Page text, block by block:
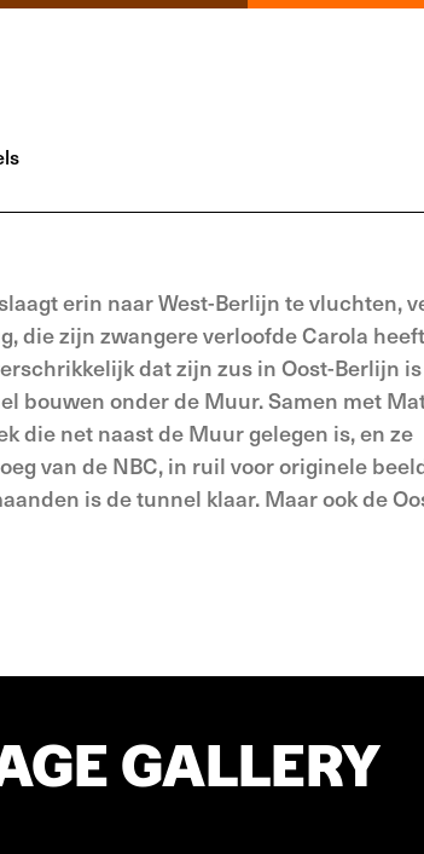
erin naar West-Berlijn te vluchten,
die zijn zwangere verloofde Carola
dat zijn zus in Oost-Berlijn
bouwen onder de Muur. Samen met
die net naast de Muur gelegen is, en ze
van de NBC, in ruil voor originele
is de tunnel klaar. Maar ook de
GALLERY